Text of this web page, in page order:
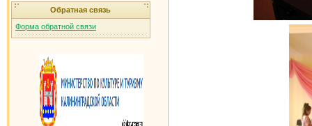
Обратная связь
Форма обратной связи